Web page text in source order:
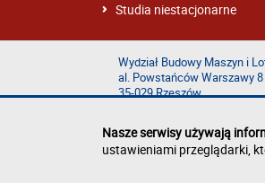
Studia niestacjonarne
Wydział Budowy Maszyn i
al. Powstańców Warszawy 8
35-029 Rzeszów
Nasze serwisy używają
ustawieniami przeglądarki,